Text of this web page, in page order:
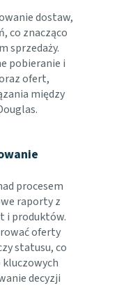
dostaw,
co znacząco
sprzedaży.
pobieranie i
ofert,
między
procesem
raporty z
i produktów.
oferty
statusu, co
decyzji